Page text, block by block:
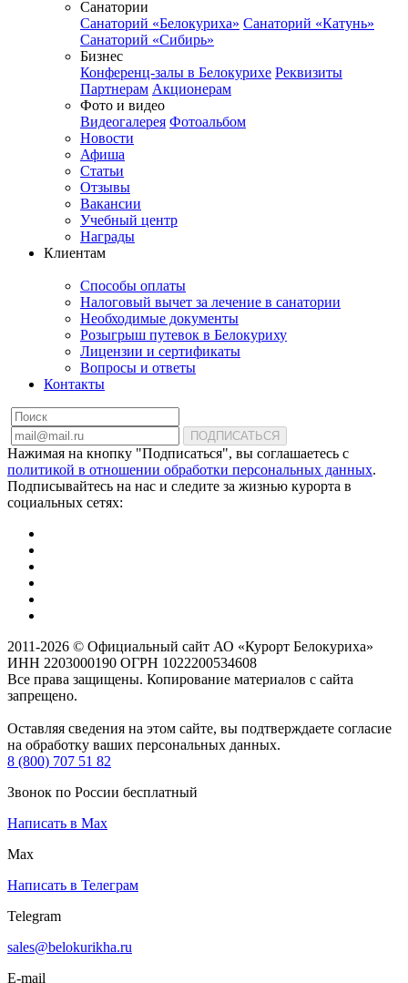
Санатории
Санаторий «Белокуриха» Санаторий «Катунь»
Санаторий «Сибирь»
Бизнес
Конференц-залы в Белокурихе Реквизиты
Партнерам Акционерам
Фото и видео
Видеогалерея Фотоальбом
Новости
Афиша
Статьи
Отзывы
Вакансии
Учебный центр
Награды
Клиентам
Способы оплаты
Налоговый вычет за лечение в санатории
Необходимые документы
Розыгрыш путевок в Белокуриху
Лицензии и сертификаты
Вопросы и ответы
Контакты
ПОДПИСАТЬСЯ
Нажимая на кнопку "Подписаться", вы соглашаетесь с
политикой в отношении обработки персональных данных.
Подписывайтесь на нас и следите за жизнью курорта в
социальных сетях:
2011-2026 © Официальный сайт АО «Курорт Белокуриха»
ИНН 2203000190 ОГРН 1022200534608
Все права защищены. Копирование материалов с сайта
запрещено.
Оставляя сведения на этом сайте, вы подтверждаете согласие
на обработку ваших персональных данных.
8 (800) 707 51 82
Звонок по России бесплатный
Написать в Max
Max
Написать в Телеграм
Telegram
sales@belokurikha.ru
E-mail